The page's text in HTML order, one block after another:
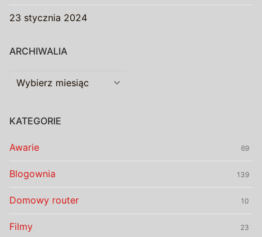
23 stycznia 2024
ARCHIWALIA
Archiwalia
KATEGORIE
Awarie 69
Blogownia 139
Domowy router 10
Filmy 23